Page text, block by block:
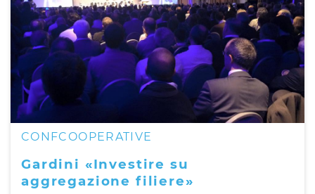
CONFCOOPERATIVE
Gardini «Investire su
aggregazione filiere»